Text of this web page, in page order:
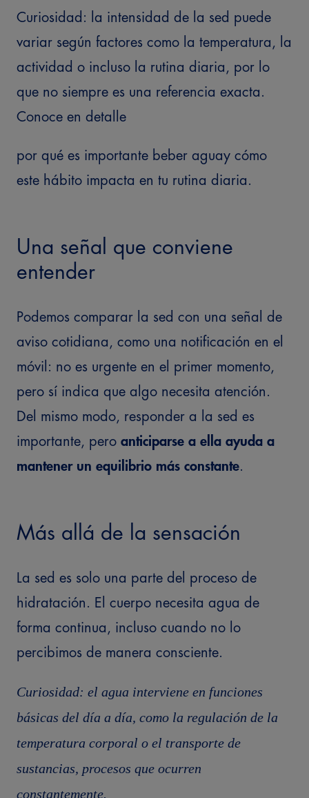
Curiosidad: la intensidad de la sed puede
variar según factores como la temperatura, la
actividad o incluso la rutina diaria, por lo
que no siempre es una referencia exacta.
Conoce en detalle
por qué es importante beber aguay cómo
este hábito impacta en tu rutina diaria.
Una señal que conviene
entender
Podemos comparar la sed con una señal de
aviso cotidiana, como una notificación en el
móvil: no es urgente en el primer momento,
pero sí indica que algo necesita atención.
Del mismo modo, responder a la sed es
importante, pero anticiparse a ella ayuda a
mantener un equilibrio más constante.
Más allá de la sensación
La sed es solo una parte del proceso de
hidratación. El cuerpo necesita agua de
forma continua, incluso cuando no lo
percibimos de manera consciente.
Curiosidad: el agua interviene en funciones
básicas del día a día, como la regulación de la
temperatura corporal o el transporte de
sustancias, procesos que ocurren
constantemente.